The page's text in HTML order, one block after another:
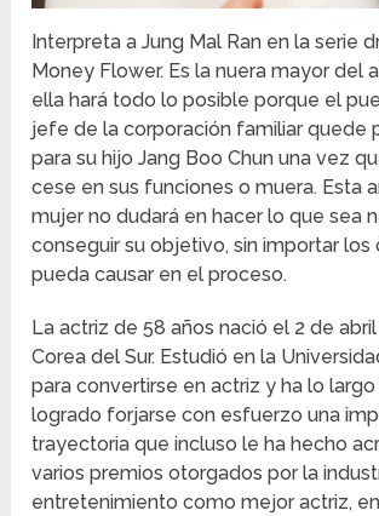
Interpreta a Jung Mal Ran en la serie
Money Flower. Es la nuera mayor del
ella hará todo lo posible porque el
jefe de la corporación familiar quede
para su hijo Jang Boo Chun una vez
cese en sus funciones o muera. Esta
mujer no dudará en hacer lo que sea
conseguir su objetivo, sin importar los
pueda causar en el proceso.
La actriz de 58 años nació el 2 de
Corea del Sur. Estudió en la
para convertirse en actriz y ha lo
logrado forjarse con esfuerzo una
trayectoria que incluso le ha hecho
varios premios otorgados por la
entretenimiento como mejor actriz,